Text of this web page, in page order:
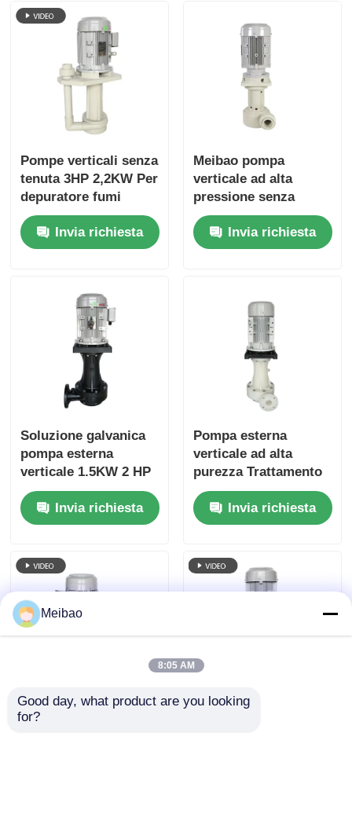
Pompe verticali senza
tenuta 3HP 2,2KW Per
depuratore fumi
Invia richiesta
Meibao pompa
verticale ad alta
pressione senza
sigillo meccanico
funzionamento a
secco 1-10HP 0,75KW
Invia richiesta
Soluzione galvanica
pompa esterna
verticale 1.5KW 2 HP
PP
Invia richiesta
Pompa esterna
verticale ad alta
purezza Trattamento
delle acque reflue
MD-100VK-20 20 CV
15KW
Invia richiesta
Pompa centrifughe
Electrolytic
Meibao
8:05 AM
Good day, what product are you looking
for?